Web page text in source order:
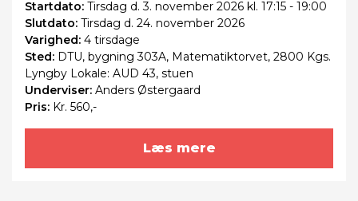
Startdato: Tirsdag d. 3. november 2026 kl. 17:15 - 19:00
Slutdato: Tirsdag d. 24. november 2026
Varighed: 4 tirsdage
Sted: DTU, bygning 303A, Matematiktorvet, 2800 Kgs.
Lyngby Lokale: AUD 43, stuen
Underviser: Anders Østergaard
Pris: Kr. 560,-
Læs mere